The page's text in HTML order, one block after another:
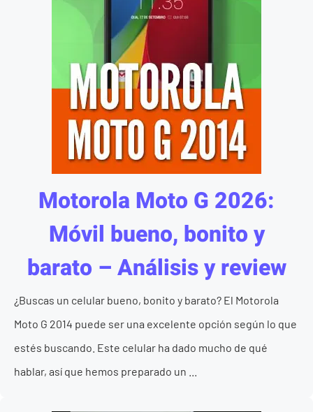
Motorola Moto G 2026:
Móvil bueno, bonito y
barato – Análisis y review
¿Buscas un celular bueno, bonito y barato? El Motorola
Moto G 2014 puede ser una excelente opción según lo que
estés buscando. Este celular ha dado mucho de qué
hablar, así que hemos preparado un ...